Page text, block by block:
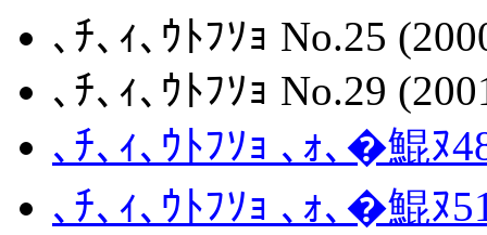
､ﾁ､ｨ､ｳﾄﾌｿｮ No.25
､ﾁ､ｨ､ｳﾄﾌｿｮ No.29
､ﾁ､ｨ､ｳﾄﾌｿｮ ､ｫ､�鯤ﾇ
､ﾁ､ｨ､ｳﾄﾌｿｮ ､ｫ､�鯤ﾇ